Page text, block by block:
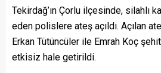
Tekirdağ’ın Çorlu ilçesinde, silahlı
eden polislere ateş açıldı. Açılan
Erkan Tütüncüler ile Emrah Koç
etkisiz hale getirildi.